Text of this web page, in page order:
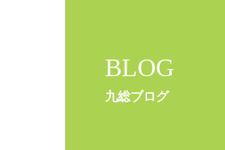
BLOG
九総ブログ